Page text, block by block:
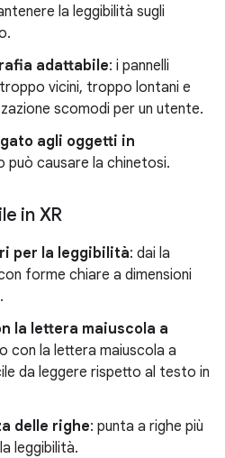
la leggibilità sugli
adattabile: i pannelli
vicini, troppo lontani e
scomodi per un utente.
agli oggetti in
può causare la chinetosi.
in XR
per la leggibilità: dai la
forme chiare a dimensioni
la lettera maiuscola a
con la lettera maiuscola a
da leggere rispetto al testo in
delle righe: punta a righe più
leggibilità.